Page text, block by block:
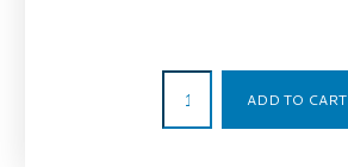
ADD TO CART